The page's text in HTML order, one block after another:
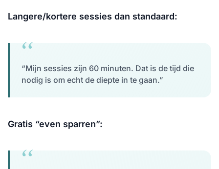
Langere/kortere sessies dan standaard:
“Mijn sessies zijn 60 minuten. Dat is de tijd die
nodig is om echt de diepte in te gaan.”
Gratis “even sparren”: